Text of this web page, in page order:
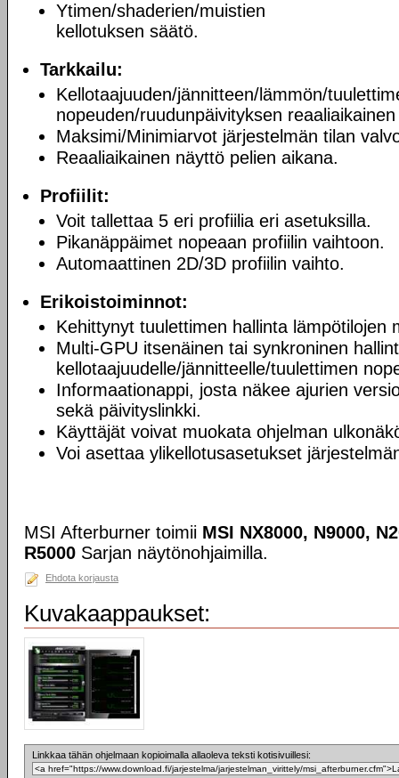
Ytimen/shaderien/muistien
kellotuksen säätö.
Tarkkailu:
Kellotaajuuden/jännitteen/lämmön/
nopeuden/ruudunpäivityksen
Maksimi/Minimiarvot järjestelmän tilan
Reaaliaikainen näyttö pelien aikana.
Profiilit:
Voit tallettaa 5 eri profiilia eri asetuksilla.
Pikanäppäimet nopeaan profiilin vaihtoon.
Automaattinen 2D/3D profiilin vaihto.
Erikoistoiminnot:
Kehittynyt tuulettimen hallinta lämpötilojen
Multi-GPU itsenäinen tai synkroninen
kellotaajuudelle/jännitteelle/tuulettimen
Informaationappi, josta näkee ajurien
sekä päivityslinkki.
Käyttäjät voivat muokata ohjelman
Voi asettaa ylikellotusasetukset
MSI Afterburner toimii MSI NX8000, N9000,
R5000 Sarjan näytönohjaimilla.
Ehdota korjausta
Kuvakaappaukset:
Linkkaa tähän ohjelmaan kopioimalla allaoleva teksti kotisivuillesi: